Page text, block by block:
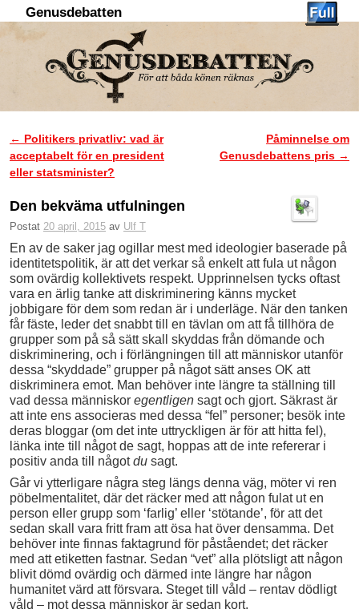
Genusdebatten
Inläggsnavigering
← Politikers privatliv: vad är
acceptabelt för en president
eller statsminister?
Påminnelse om
Genusdebattens pris →
Den bekväma utfulningen
Postat 20 april, 2015 av Ulf T
En av de saker jag ogillar mest med ideologier baserade på
identitetspolitik, är att det verkar så enkelt att fula ut någon
som ovärdig kollektivets respekt. Upprinnelsen tycks oftast
vara en ärlig tanke att diskriminering känns mycket
jobbigare för dem som redan är i underläge. När den tanken
får fäste, leder det snabbt till en tävlan om att få tillhöra de
grupper som på så sätt skall skyddas från dömande och
diskriminering, och i förlängningen till att människor utanför
dessa “skyddade” grupper på något sätt anses OK att
diskriminera emot. Man behöver inte längre ta ställning till
vad dessa människor egentligen sagt och gjort. Säkrast är
att inte ens associeras med dessa “fel” personer; besök inte
deras bloggar (om det inte uttryckligen är för att hitta fel),
länka inte till något de sagt, hoppas att de inte refererar i
positiv anda till någotdu sagt.
Går vi ytterligare några steg längs denna väg, möter vi ren
pöbelmentalitet, där det räcker med att någon fulat ut en
person eller grupp som ‘farlig’ eller ‘stötande’, för att det
sedan skall vara fritt fram att ösa hat över densamma. Det
behöver inte finnas faktagrund för påståendet; det räcker
med att etiketten fastnar. Sedan “vet” alla plötsligt att någon
blivit dömd ovärdig och därmed inte längre har någon
humanitet värd att försvara. Steget till våld – rentav dödligt
våld – mot dessa människor är sedan kort.